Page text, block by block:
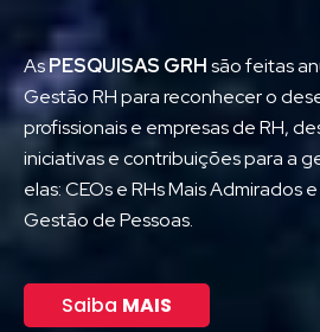
AsPESQUISAS GRHsão feitas
Gestão RH para reconhecer o
profissionais e empresas de RH,
iniciativas e contribuições para a
elas: CEOs e RHs Mais Admirados
Gestão de Pessoas.
Saiba MAIS